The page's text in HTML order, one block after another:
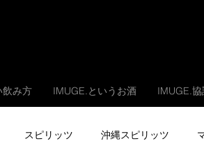
飲み方 IMUGE.というお酒 IMUGE.協
スピリッツ 沖縄スピリッツ